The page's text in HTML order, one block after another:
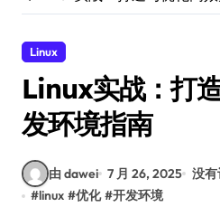
Linux
Linux实战：打
发环境指南
由 dawei 7 月 26, 2025 没
#linux #优化 #开发环境